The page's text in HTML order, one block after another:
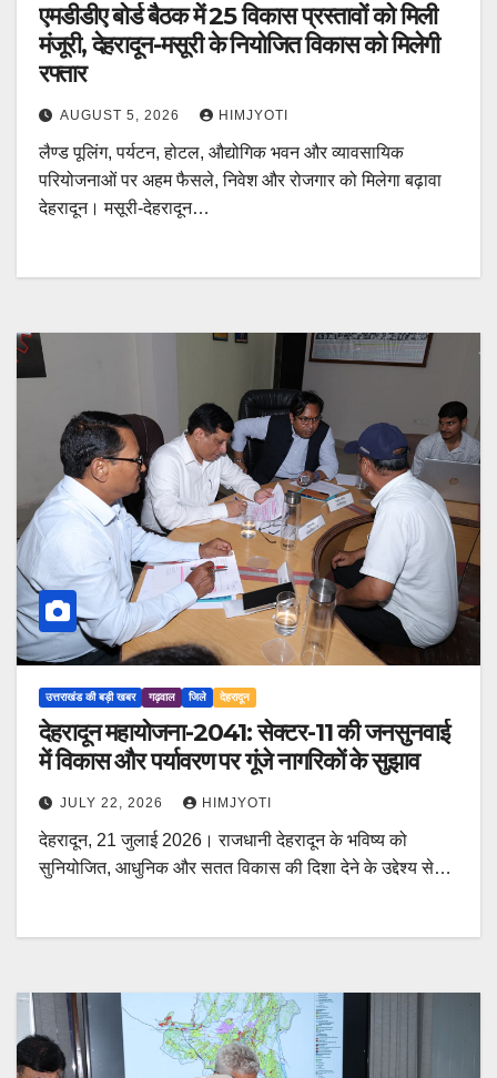
एमडीडीए बोर्ड बैठक में 25 विकास प्रस्तावों को मिली
मंजूरी, देहरादून-मसूरी के नियोजित विकास को मिलेगी
रफ्तार
AUGUST 5, 2026 HIMJYOTI
लैण्ड पूलिंग, पर्यटन, होटल, औद्योगिक भवन और व्यावसायिक
परियोजनाओं पर अहम फैसले, निवेश और रोजगार को मिलेगा बढ़ावा
देहरादून। मसूरी-देहरादून…
उत्तराखंड की बड़ी खबर गढ़वाल जिले देहरादून
देहरादून महायोजना-2041: सेक्टर-11 की जनसुनवाई
में विकास और पर्यावरण पर गूंजे नागरिकों के सुझाव
JULY 22, 2026 HIMJYOTI
देहरादून, 21 जुलाई 2026। राजधानी देहरादून के भविष्य को
सुनियोजित, आधुनिक और सतत विकास की दिशा देने के उद्देश्य से…